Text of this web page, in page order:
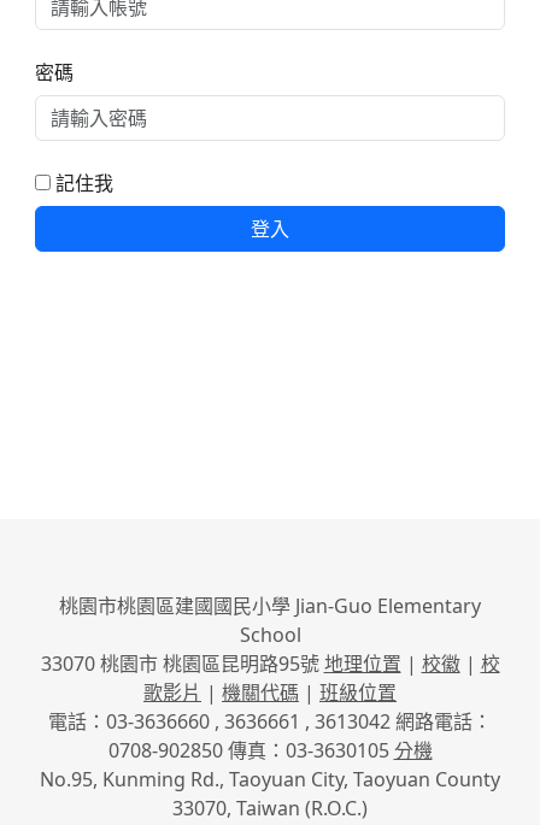
密碼
記住我
登入
桃園市桃園區建國國民小學 Jian-Guo Elementary
School
33070 桃園市 桃園區昆明路95號地理位置 | 校徽| 校
歌影片 | 機關代碼 | 班級位置
電話：03-3636660 , 3636661 , 3613042 網路電話：
0708-902850 傳真：03-3630105分機
No.95, Kunming Rd., Taoyuan City, Taoyuan County
33070, Taiwan (R.O.C.)